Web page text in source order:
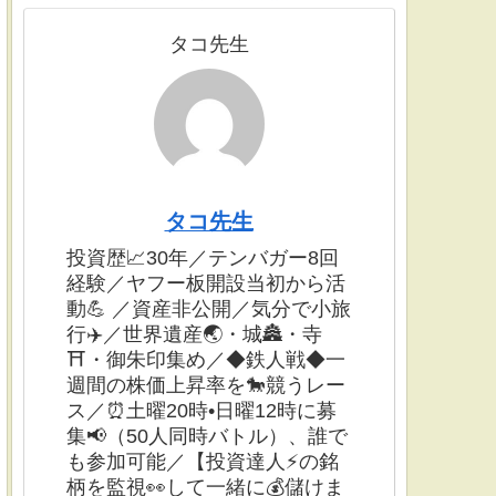
タコ先生
タコ先生
投資歴📈30年／テンバガー8回
経験／ヤフー板開設当初から活
動💪 ／資産非公開／気分で小旅
行✈️／世界遺産🌏・城🏯・寺
⛩・御朱印集め／◆鉄人戦◆一
週間の株価上昇率を🐎競うレー
ス／⏰土曜20時•日曜12時に募
集📢（50人同時バトル）、誰で
も参加可能／【投資達人⚡️の銘
柄を監視👀して一緒に💰儲けま